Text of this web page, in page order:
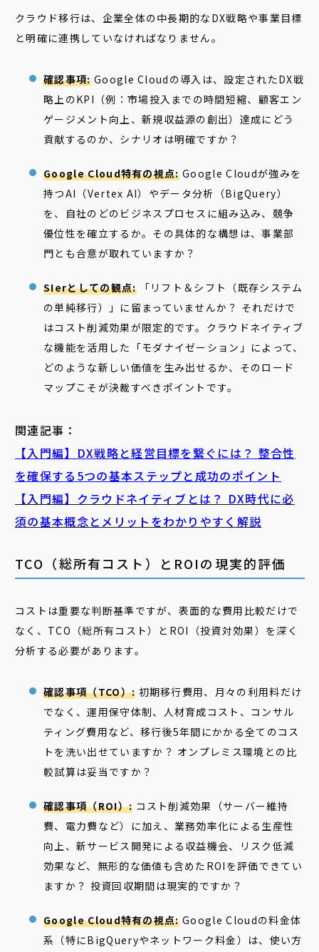
クラウド移行は、企業全体の中長期的なDX戦略や事業目標
と明確に連携していなければなりません。
確認事項:Google Cloudの導入は、設定されたDX戦
略上のKPI（例：市場投入までの時間短縮、顧客エン
ゲージメント向上、新規収益源の創出）達成にどう
貢献するのか、シナリオは明確ですか？
Google Cloud特有の視点:Google Cloudが強みを
持つAI（Vertex AI）やデータ分析（BigQuery）
を、自社のどのビジネスプロセスに組み込み、競争
優位性を確立するか。その具体的な構想は、事業部
門とも合意が取れていますか？
SIerとしての観点:「リフト＆シフト（既存システム
の単純移行）」に留まっていませんか？ それだけで
はコスト削減効果が限定的です。クラウドネイティブ
な機能を活用した「モダナイゼーション」によって、
どのような新しい価値を生み出せるか、そのロード
マップこそが決裁すべきポイントです。
関連記事：
【入門編】DX戦略と経営目標を繋ぐには？ 整合性
を確保する5つの基本ステップと成功のポイント
【入門編】 クラウドネイティブ とは？ DX時代に必
須の基本概念とメリットをわかりやすく解説
TCO（総所有コスト）とROIの現実的評価
コストは重要な判断基準ですが、表面的な費用比較だけで
なく、TCO（総所有コスト）とROI（投資対効果）を深く
分析する必要があります。
確認事項（TCO）: 初期移行費用、月々の利用料だけ
でなく、運用保守体制、人材育成コスト、コンサル
ティング費用など、移行後5年間にかかる全てのコス
トを洗い出せていますか？ オンプレミス環境との比
較試算は妥当ですか？
確認事項（ROI）: コスト削減効果（サーバー維持
費、電力費など）に加え、業務効率化による生産性
向上、新サービス開発による収益機会、リスク低減
効果など、無形的な価値も含めたROIを評価できてい
ますか？ 投資回収期間は現実的ですか？
Google Cloud特有の視点:Google Cloudの料金体
系（特にBigQueryやネットワーク料金）は、使い方